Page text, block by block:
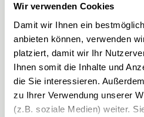
Wir verwenden Cookies
Damit wir Ihnen ein
anbieten können, verwenden
platziert, damit wir Ihr
Ihnen somit die Inhalte und
die Sie interessieren.
zu Ihrer Verwendung unserer
(z.B. soziale Medien) weiter.
E-